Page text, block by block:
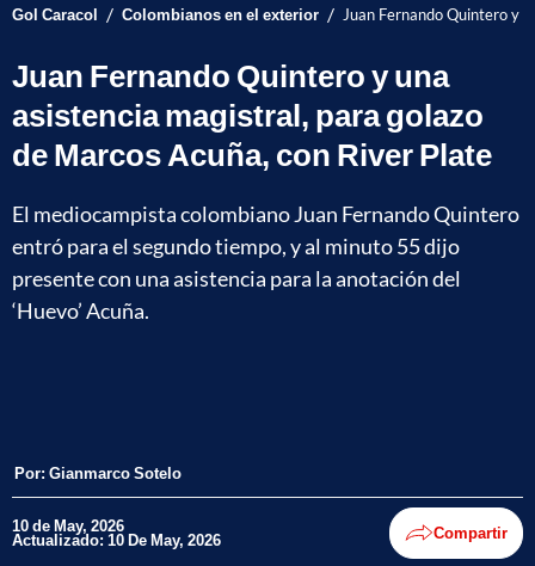
Gol Caracol / Colombianos en el exterior / Juan Fernando Quintero y
Juan Fernando Quintero y una
asistencia magistral, para golazo
de Marcos Acuña, con River Plate
El mediocampista colombiano Juan Fernando Quintero
entró para el segundo tiempo, y al minuto 55 dijo
presente con una asistencia para la anotación del
‘Huevo’ Acuña.
Por: Gianmarco Sotelo
10 de May, 2026
Actualizado: 10 De May, 2026 Compartir